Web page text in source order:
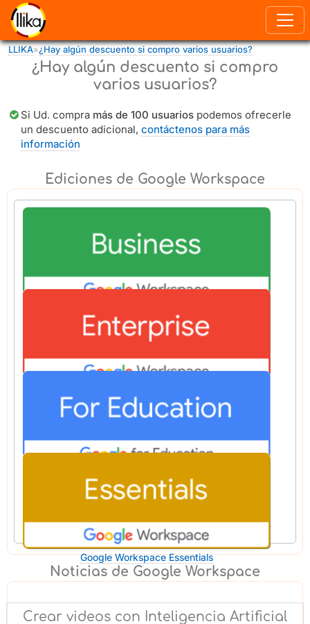
Pasar al contenido principal
Usted está aquí
LLIKA»¿Hay algún descuento si compro varios usuarios?
¿Hay algún descuento si compro
varios usuarios?
Si Ud. compra más de 100 usuarios podemos ofrecerle
un descuento adicional, contáctenos para más
información
Ediciones de Google Workspace
Google Workspace Business
Google Workspace Enterprise
Google Workspace for Education
Google Workspace Essentials
Noticias de Google Workspace
Crear videos con Inteligencia Artificial